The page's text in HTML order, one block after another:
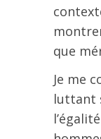
que
Je me
luttant